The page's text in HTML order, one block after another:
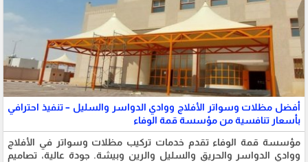
أفضل مظلات وسواتر الأفلاج ووادي الدواسر والسليل – تنفيذ احترافي
بأسعار تنافسية من مؤسسة قمة الوفاء
مؤسسة قمة الوفاء تقدم خدمات تركيب مظلات وسواتر في الأفلاج
ووادي الدواسر والحريق والسليل والرين وبيشة. جودة عالية، تصاميم